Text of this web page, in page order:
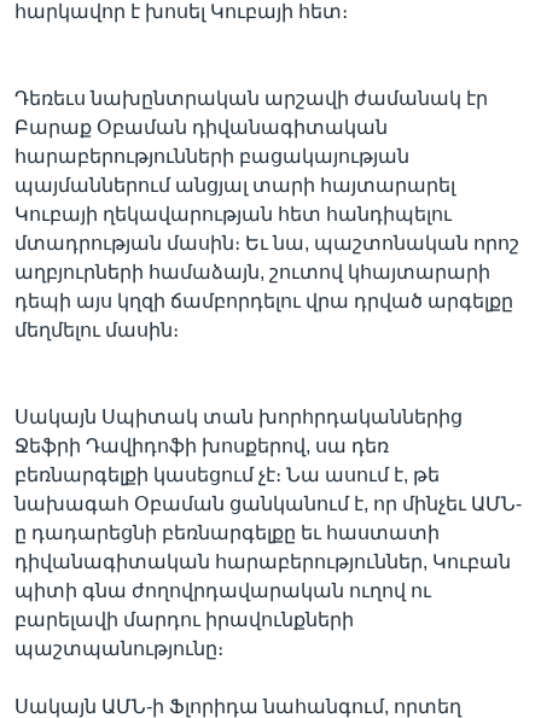
հարկավոր է խոսել Կուբայի հետ։
Դեռեւս նախընտրական արշավի ժամանակ էր
Բարաք Օբաման դիվանագիտական
հարաբերությունների բացակայության
պայմաններում անցյալ տարի հայտարարել
Կուբայի ղեկավարության հետ հանդիպելու
մտադրության մասին։ Եւ նա, պաշտոնական որոշ
աղբյուրների համաձայն, շուտով կհայտարարի
դեպի այս կղզի ճամբորդելու վրա դրված արգելքը
մեղմելու մասին։
Սակայն Սպիտակ տան խորհրդականներից
Ջեֆրի Դավիդոֆի խոսքերով, սա դեռ
բեռնարգելքի կասեցում չէ։ Նա ասում է, թե
նախագահ Օբաման ցանկանում է, որ մինչեւ ԱՄՆ-
ը դադարեցնի բեռնարգելքը եւ հաստատի
դիվանագիտական հարաբերություններ, Կուբան
պիտի գնա ժողովրդավարական ուղով ու
բարելավի մարդու իրավունքների
պաշտպանությունը։
Սակայն ԱՄՆ-ի Ֆլորիդա նահանգում, որտեղ